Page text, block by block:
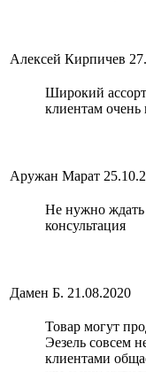
Алексей Кирпичев
Широкий
клиентам очень
Аружан Марат
Не нужно ждать
консультация
Дамен Б. 21.08.2020
Товар могут
Эезель совсем
клиентами